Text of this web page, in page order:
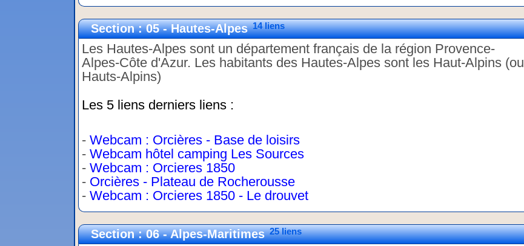
Section : 05 - Hautes-Alpes 14 liens
Les Hautes-Alpes sont un département français de la région Provence-
Alpes-Côte d'Azur. Les habitants des Hautes-Alpes sont les Haut-Alpins (ou
Hauts-Alpins)
Les 5 liens derniers liens :
- Webcam : Orcières - Base de loisirs
- Webcam hôtel camping Les Sources
- Webcam : Orcieres 1850
- Orcières - Plateau de Rocherousse
- Webcam : Orcieres 1850 - Le drouvet
Section : 06 - Alpes-Maritimes 25 liens